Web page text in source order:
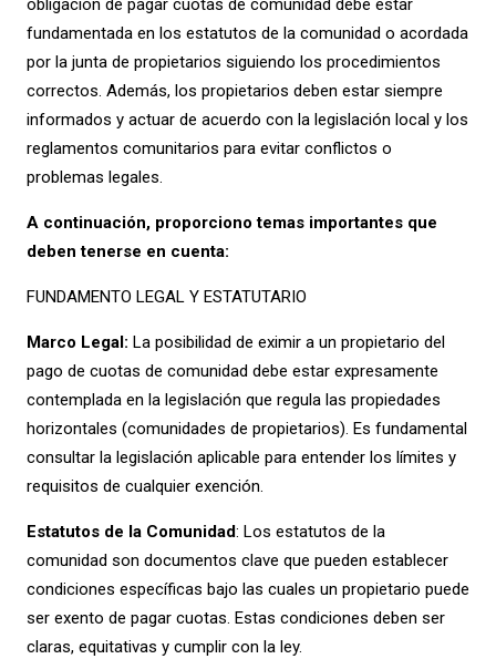
obligación de pagar cuotas de comunidad debe estar
fundamentada en los estatutos de la comunidad o acordada
por la junta de propietarios siguiendo los procedimientos
correctos. Además, los propietarios deben estar siempre
informados y actuar de acuerdo con la legislación local y los
reglamentos comunitarios para evitar conflictos o
problemas legales.
A continuación, proporciono temas importantes que
deben tenerse en cuenta:
FUNDAMENTO LEGAL Y ESTATUTARIO
Marco Legal: La posibilidad de eximir a un propietario del
pago de cuotas de comunidad debe estar expresamente
contemplada en la legislación que regula las propiedades
horizontales (comunidades de propietarios). Es fundamental
consultar la legislación aplicable para entender los límites y
requisitos de cualquier exención.
Estatutos de la Comunidad: Los estatutos de la
comunidad son documentos clave que pueden establecer
condiciones específicas bajo las cuales un propietario puede
ser exento de pagar cuotas. Estas condiciones deben ser
claras, equitativas y cumplir con la ley.